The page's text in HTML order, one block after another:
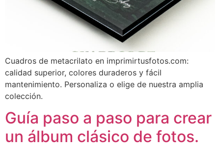
Cuadros de metacrilato en imprimirtusfotos.com:
calidad superior, colores duraderos y fácil
mantenimiento. Personaliza o elige de nuestra amplia
colección.
Guía paso a paso para crear
un álbum clásico de fotos.